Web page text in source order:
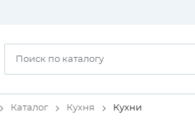
Каталог Кухня Кухни